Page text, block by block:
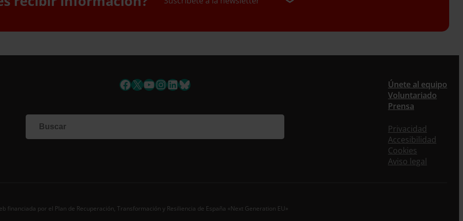
Suscríbete a la newsletter
Si quieres recibir nuestra newsletter mensual y los
información, no dejes de completar este formulario.
Al instante, te daremos de alta en nuestra base de
datos y podrás estar al tanto de todas las novedades.
Facebook
X YouTube
Instagram
LinkedIn
Bluesky
Únete al equipo
Voluntariado
Prensa
Privacidad
Accesibilidad
Cookies
Aviso legal
financiada por el Plan de Recuperación, Transformación y Resiliencia de España «Next Generation EU»